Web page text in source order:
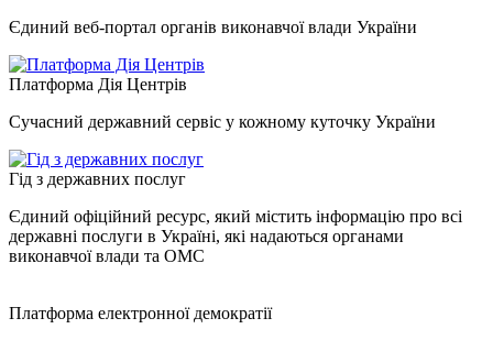
Єдиний веб-портал органів виконавчої влади України
Платформа Дія Центрів
Сучасний державний сервіс у кожному куточку України
Гід з державних послуг
Єдиний офіційний ресурс, який містить інформацію про всі
державні послуги в Україні, які надаються органами
виконавчої влади та ОМС
Платформа електронної демократії